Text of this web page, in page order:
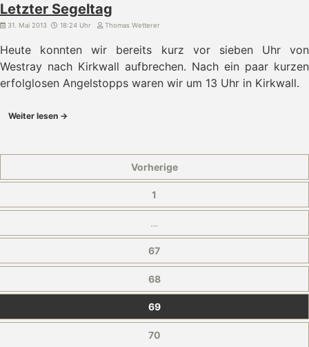
Letzter Segeltag
31. Mai 2013 18:24 Uhr Thomas Wetterer
Heute konnten wir bereits kurz vor sieben Uhr von
Westray nach Kirkwall aufbrechen. Nach ein paar kurzen
erfolglosen Angelstopps waren wir um 13 Uhr in Kirkwall.
Weiter lesen →
Vorherige
1
…
67
68
69
70